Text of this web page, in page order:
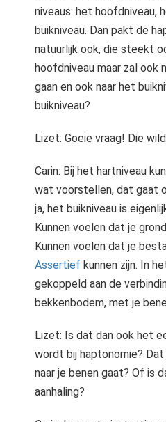
niveaus: het hoofdniveau,
buikniveau. Dan pakt de
natuurlijk ook, die steekt
hoofdniveau maar zal ook
gaan en ook naar het
buikniveau?
Lizet: Goeie vraag! Die
Carin: Bij het hartniveau
wat voorstellen, dat gaat
ja, het buikniveau is
Kunnen voelen dat je
Kunnen voelen dat je
Assertief kunnen zijn. In
gekoppeld aan de
bekkenbodem, met je
Lizet: Is dat dan ook het
wordt bij haptonomie? Dat
naar je benen gaat? Of is
aanhaling?